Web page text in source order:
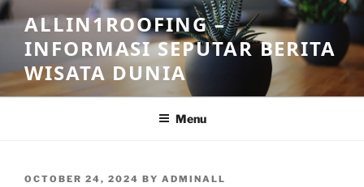
Skip
to
content
ALLIN1ROOFING –
INFORMASI SEPUTAR BERITA
WISATA DUNIA
Menu
POSTED
OCTOBER 24, 2024 BY ADMINALL